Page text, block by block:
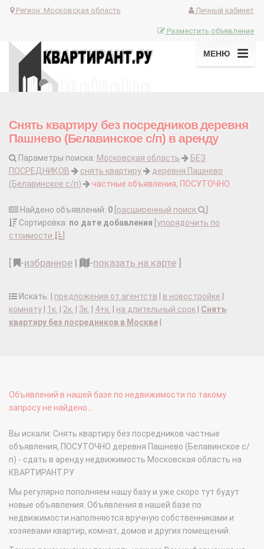
Регион: Московская область Личный кабинет
Разместить объявление
МЕНЮ
Снять квартиру без посредников деревня
Пашнево (Белавинское с/п) в аренду
Параметры поиска: Московская область
БЕЗ
ПОСРЕДНИКОВ
снять квартиру
деревня Пашнево
(Белавинское с/п)
частные объявления, ПОСУТОЧНО
Найдено объявлений: 0 расширенный поиск
Сортировка: по дате добавления упорядочить по
стоимости
-избранное | -показать на карте
Искать: | предложения от агентств в новостройке
комнату
1к. 2к. 3к. 4+к. на длительный срок
Снять
квартиру без посредников в Москве
Объявлений в нашей базе по недвижимости по такому
запросу не найдено...
Вы искали: Снять квартиру без посредников частные
объявления, ПОСУТОЧНО деревня Пашнево (Белавинское с/
п) - сдать в аренду недвижимость Московская область на
КВАРТИРАНТ.РУ
Мы регулярно пополняем нашу базу и уже скоро тут будут
новые объявления. Объявления в нашей базе по
недвижимости наполняются вручную собственниками и
хозяевами квартир, комнат, домов и других помещений.